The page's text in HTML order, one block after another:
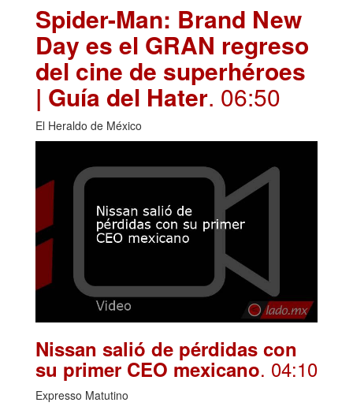
Spider-Man: Brand New
Day es el GRAN regreso
del cine de superhéroes
| Guía del Hater. 06:50
El Heraldo de México
Nissan salió de pérdidas con
su primer CEO mexicano. 04:10
Expresso Matutino